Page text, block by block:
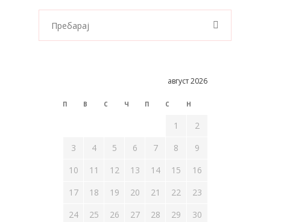
август 2026
П В С Ч П С Н
1
2
3
4 5 6 7 8
9
10
11 12 13 14 15
16
17
18 19 20 21 22
23
24
25 26 27 28 29
30